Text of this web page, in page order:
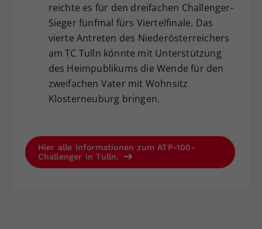
reichte es für den dreifachen Challenger-
Sieger fünfmal fürs Viertelfinale. Das
vierte Antreten des Niederösterreichers
am TC Tulln könnte mit Unterstützung
des Heimpublikums die Wende für den
zweifachen Vater mit Wohnsitz
Klosterneuburg bringen.
Hier alle Informationen zum ATP-100-
Challenger in Tulln.